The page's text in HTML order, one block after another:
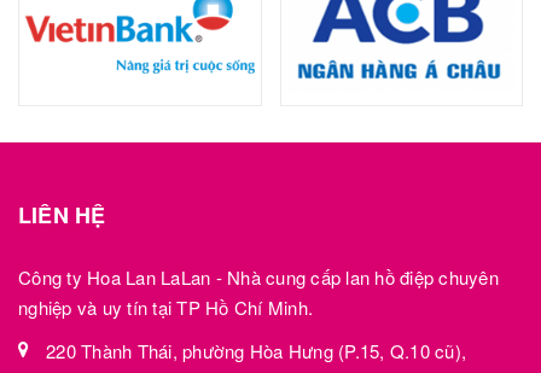
LIÊN HỆ
Công ty Hoa Lan LaLan - Nhà cung cấp lan hồ điệp chuyên
nghiệp và uy tín tại TP Hồ Chí Minh.
220 Thành Thái, phường Hòa Hưng (P.15, Q.10 cũ),